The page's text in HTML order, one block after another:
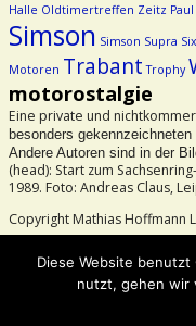
Halle Oldtimertreffen Zeitz
Simson Simson Supra
Motoren Trabant Trophy
motorostalgie
Eine private und
besonders
Andere Autoren sind in der
(head): Start zum
1989. Foto: Andreas Claus,
Copyright Mathias Hoffmann
Diese Website
nutzt, gehen wir